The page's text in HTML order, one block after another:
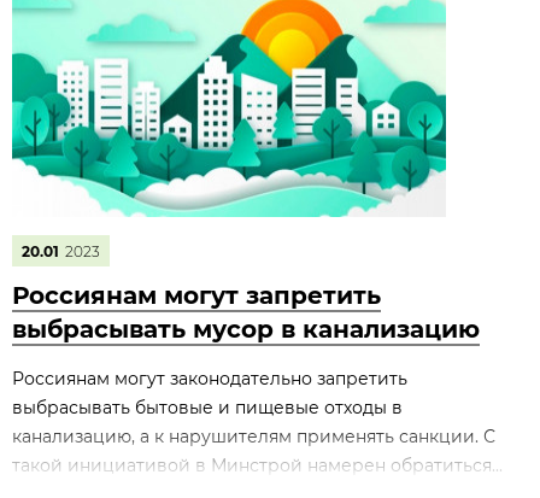
20.01 2023
Россиянам могут запретить
выбрасывать мусор в канализацию
Россиянам могут законодательно запретить
выбрасывать бытовые и пищевые отходы в
канализацию, а к нарушителям применять санкции. С
такой инициативой в Минстрой намерен обратиться...